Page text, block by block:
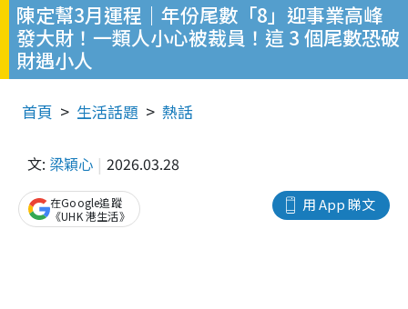
陳定幫3月運程｜年份尾數「8」迎事業高峰
發大財！一類人小心被裁員！這 3 個尾數恐破
財遇小人
首頁 生活話題 熱話
文: 梁穎心 2026.03.28
用 App 睇文
在Google追蹤
《UHK 港生活》